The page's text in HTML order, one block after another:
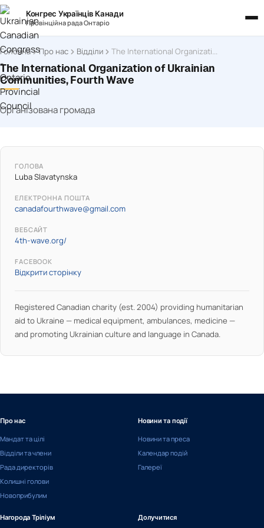
Конгрес Українців Канади
Провінційна рада Онтаріо
Головна Про нас Відділи The International Organization of Ukrainian Communities, Fourth Wave
The International Organization of Ukrainian
Communities, Fourth Wave
Організована громада
ГОЛОВА
Luba Slavatynska
ЕЛЕКТРОННА ПОШТА
canadafourthwave@gmail.com
ВЕБСАЙТ
4th-wave.org/
FACEBOOK
Відкрити сторінку
Registered Canadian charity (est. 2004) providing humanitarian
aid to Ukraine — medical equipment, ambulances, medicine —
and promoting Ukrainian culture and language in Canada.
Про нас
Мандат та цілі
Відділи та члени
Рада директорів
Колишні голови
Новоприбулим
Новини та події
Новини та преса
Календар подій
Галереї
Нагорода Тріліум Долучитися